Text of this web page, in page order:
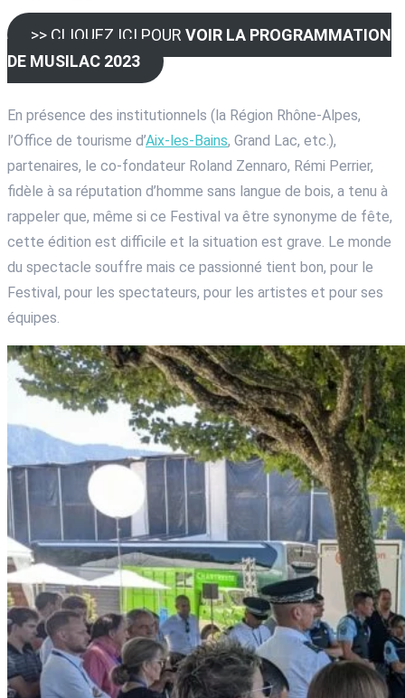
>> CLIQUEZ ICI POUR VOIR LA PROGRAMMATION
DE MUSILAC 2023
En présence des institutionnels (la Région Rhône-Alpes,
l’Office de tourisme d’Aix-les-Bains, Grand Lac, etc.),
partenaires, le co-fondateur Roland Zennaro, Rémi Perrier,
fidèle à sa réputation d’homme sans langue de bois, a tenu à
rappeler que, même si ce Festival va être synonyme de fête,
cette édition est difficile et la situation est grave. Le monde
du spectacle souffre mais ce passionné tient bon, pour le
Festival, pour les spectateurs, pour les artistes et pour ses
équipes.